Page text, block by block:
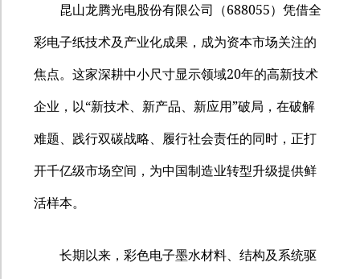
昆山龙腾光电股份有限公司（688055）凭借全
彩电子纸技术及产业化成果，成为资本市场关注的
焦点。这家深耕中小尺寸显示领域20年的高新技术
企业，以“新技术、新产品、新应用”破局，在破解
难题、践行双碳战略、履行社会责任的同时，正打
开千亿级市场空间，为中国制造业转型升级提供鲜
活样本。
长期以来，彩色电子墨水材料、结构及系统驱